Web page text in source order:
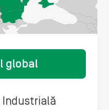
global
Industrială